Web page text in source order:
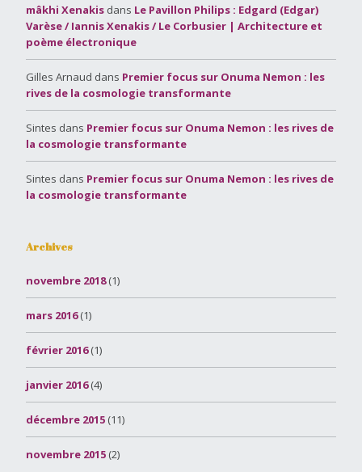
mâkhi Xenakis dans Le Pavillon Philips : Edgard (Edgar)
Varèse / Iannis Xenakis / Le Corbusier | Architecture et
poème électronique
Gilles Arnaud dans Premier focus sur Onuma Nemon : les
rives de la cosmologie transformante
Sintes dans Premier focus sur Onuma Nemon : les rives de
la cosmologie transformante
Sintes dans Premier focus sur Onuma Nemon : les rives de
la cosmologie transformante
Archives
novembre 2018(1)
mars 2016(1)
février 2016(1)
janvier 2016(4)
décembre 2015 (11)
novembre 2015 (2)